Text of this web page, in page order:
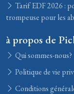
Tarif EDF 2026 :
trompeuse pour les
à propos de
Qui sommes-nous?
Politique de vie
Conditions